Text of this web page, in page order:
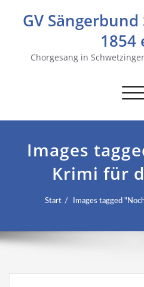
GV
1854
Chorgesang in
Images
Krimi für
Start Images tagged